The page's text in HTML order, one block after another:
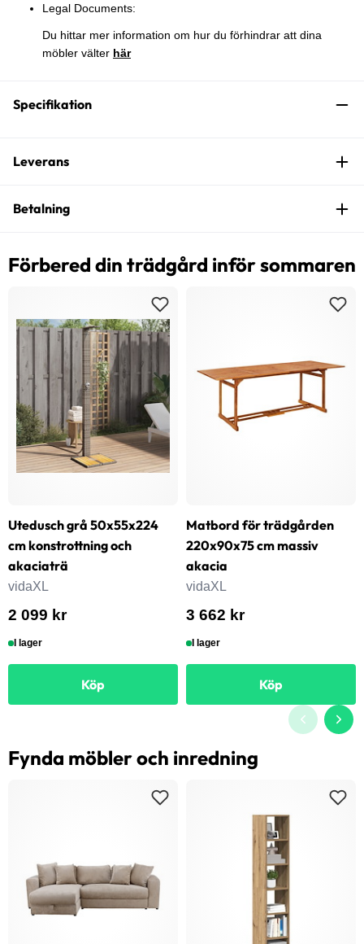
Legal Documents:
Du hittar mer information om hur du förhindrar att dina
möbler välter här
Specifikation
Leverans
Betalning
Förbered din trädgård inför sommaren
Utedusch grå 50x55x224
cm konstrottning och
akaciaträ
vidaXL
2 099 kr
I lager
Köp
Matbord för trädgården
220x90x75 cm massiv
akacia
vidaXL
3 662 kr
I lager
Köp
Fynda möbler och inredning